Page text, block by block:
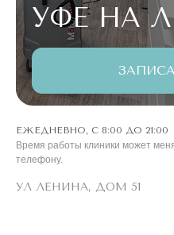
УФЕ НА
ЕЖЕДНЕВНО, С 8:00 ДО 21:00
Время работы клиники может
телефону.
УЛ ЛЕНИНА, ДОМ 51